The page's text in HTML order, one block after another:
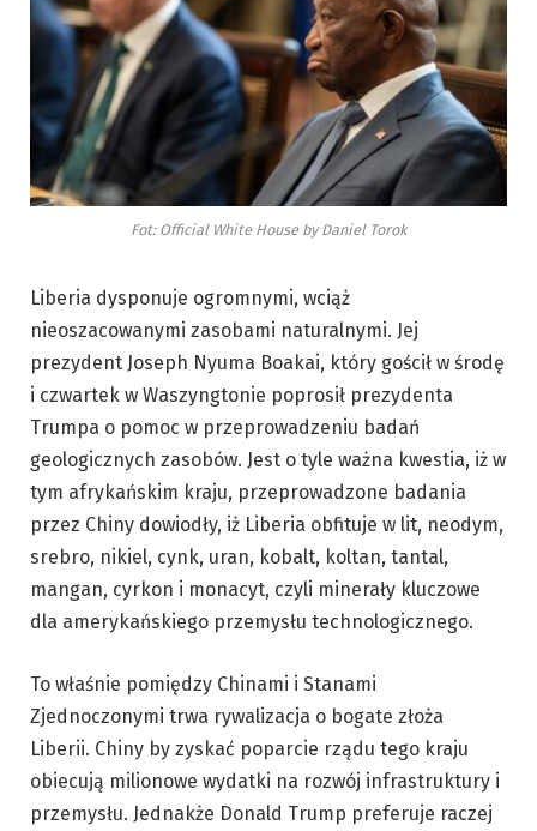
Fot: Official White House by Daniel Torok
Liberia dysponuje ogromnymi, wciąż
nieoszacowanymi zasobami naturalnymi. Jej
prezydent Joseph Nyuma Boakai, który gościł w środę
i czwartek w Waszyngtonie poprosił prezydenta
Trumpa o pomoc w przeprowadzeniu badań
geologicznych zasobów. Jest o tyle ważna kwestia, iż w
tym afrykańskim kraju, przeprowadzone badania
przez Chiny dowiodły, iż Liberia obfituje w lit, neodym,
srebro, nikiel, cynk, uran, kobalt, koltan, tantal,
mangan, cyrkon i monacyt, czyli minerały kluczowe
dla amerykańskiego przemysłu technologicznego.
To właśnie pomiędzy Chinami i Stanami
Zjednoczonymi trwa rywalizacja o bogate złoża
Liberii. Chiny by zyskać poparcie rządu tego kraju
obiecują milionowe wydatki na rozwój infrastruktury i
przemysłu. Jednakże Donald Trump preferuje raczej